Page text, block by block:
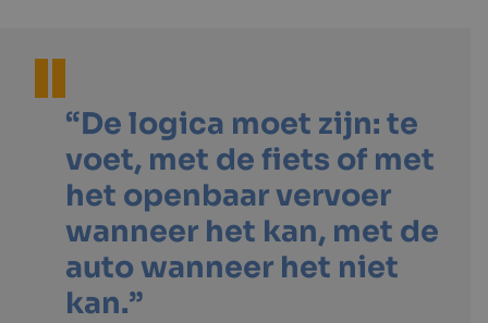
“De logica moet zijn: te
voet, met de fiets of met
het openbaar vervoer
wanneer het kan, met de
auto wanneer het niet
kan.”